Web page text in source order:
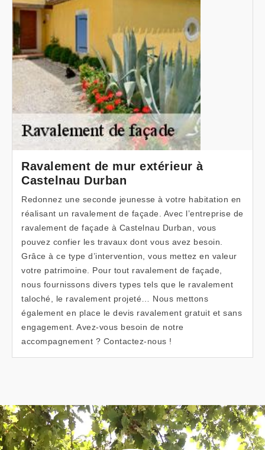
Ravalement de mur extérieur à
Castelnau Durban
Redonnez une seconde jeunesse à votre habitation en
réalisant un ravalement de façade. Avec l’entreprise de
ravalement de façade à Castelnau Durban, vous
pouvez confier les travaux dont vous avez besoin.
Grâce à ce type d’intervention, vous mettez en valeur
votre patrimoine. Pour tout ravalement de façade,
nous fournissons divers types tels que le ravalement
taloché, le ravalement projeté… Nous mettons
également en place le devis ravalement gratuit et sans
engagement. Avez-vous besoin de notre
accompagnement ? Contactez-nous !